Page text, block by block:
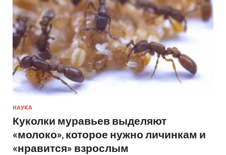
НАУКА
Куколки муравьев выделяют
«молоко», которое нужно личинкам и
«нравится» взрослым